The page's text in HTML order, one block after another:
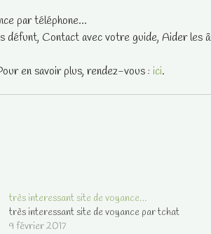
par téléphone...
défunt, Contact avec votre guide, Aider les
en savoir plus, rendez-vous : ici.
très interessant site de voyance…
très interessant site de voyance par tchat
9 février 2017